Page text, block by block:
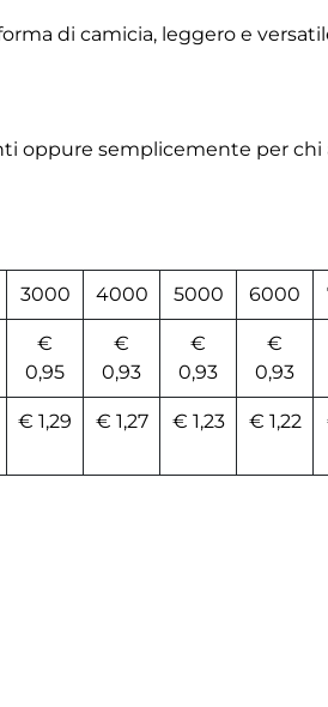
di camicia, leggero e
oppure semplicemente per
3000 4000 5000 6000
€
0,95
€
0,93
€
0,93
€
0,93
€ 1,29 € 1,27 € 1,23 € 1,22